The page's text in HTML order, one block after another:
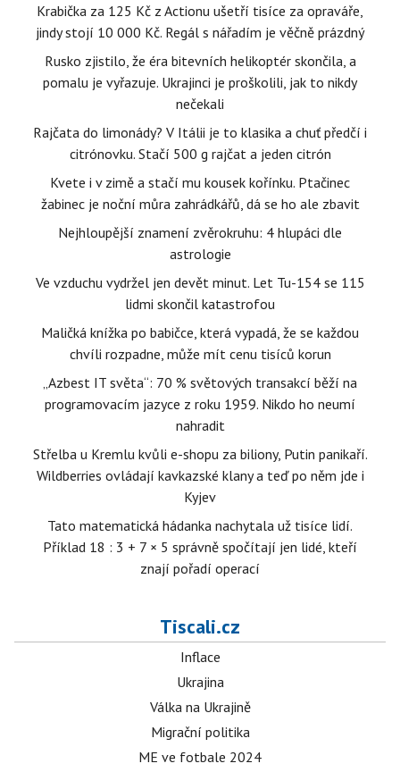
Krabička za 125 Kč z Actionu ušetří tisíce za opraváře,
jindy stojí 10 000 Kč. Regál s nářadím je věčně prázdný
Rusko zjistilo, že éra bitevních helikoptér skončila, a
pomalu je vyřazuje. Ukrajinci je proškolili, jak to nikdy
nečekali
Rajčata do limonády? V Itálii je to klasika a chuť předčí i
citrónovku. Stačí 500 g rajčat a jeden citrón
Kvete i v zimě a stačí mu kousek kořínku. Ptačinec
žabinec je noční můra zahrádkářů, dá se ho ale zbavit
Nejhloupější znamení zvěrokruhu: 4 hlupáci dle
astrologie
Ve vzduchu vydržel jen devět minut. Let Tu-154 se 115
lidmi skončil katastrofou
Maličká knížka po babičce, která vypadá, že se každou
chvíli rozpadne, může mít cenu tisíců korun
„Azbest IT světa“: 70 % světových transakcí běží na
programovacím jazyce z roku 1959. Nikdo ho neumí
nahradit
Střelba u Kremlu kvůli e-shopu za biliony, Putin panikaří.
Wildberries ovládají kavkazské klany a teď po něm jde i
Kyjev
Tato matematická hádanka nachytala už tisíce lidí.
Příklad 18 : 3 + 7 × 5 správně spočítají jen lidé, kteří
znají pořadí operací
Tiscali.cz
Inflace
Ukrajina
Válka na Ukrajině
Migrační politika
ME ve fotbale 2024